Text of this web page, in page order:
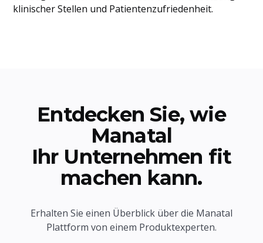
klinischer Stellen und Patientenzufriedenheit.
Entdecken Sie, wie
Manatal
Ihr Unternehmen fit
machen kann.
Erhalten Sie einen Überblick über die Manatal
Plattform von einem Produktexperten.